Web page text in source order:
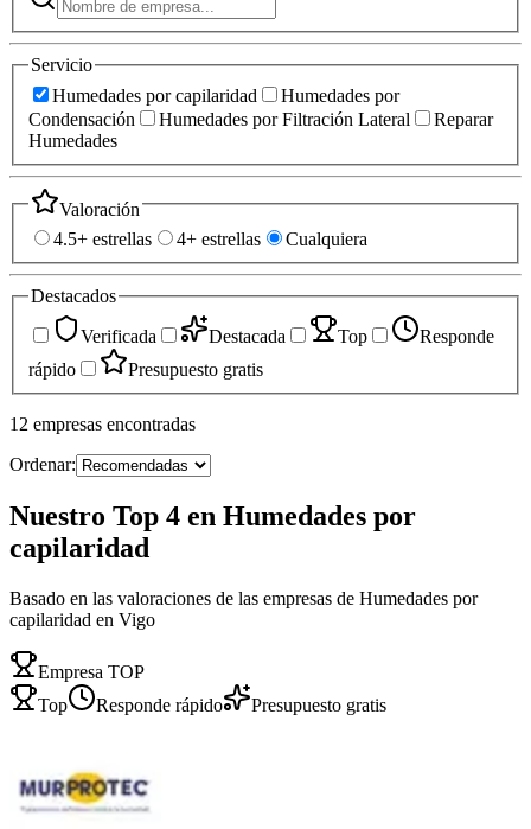
Servicio
Humedades por capilaridad
Humedades por
Condensación
Humedades por Filtración Lateral
Reparar
Humedades
Valoración
4.5+ estrellas
4+ estrellas Cualquiera
Destacados
Verificada
Destacada Top
Responde
rápido
Presupuesto gratis
12 empresas encontradas
Ordenar:
Nuestro Top 4 en Humedades por
capilaridad
Basado en las valoraciones de las empresas de Humedades por
capilaridad en Vigo
Empresa TOP
Top
Responde rápido Presupuesto gratis